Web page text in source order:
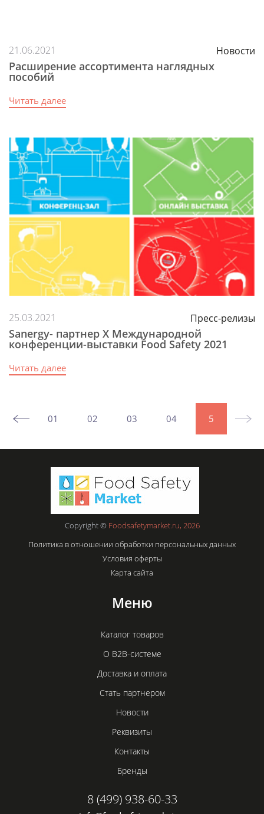
21.06.2021 Новости
Расширение ассортимента наглядных
пособий
Читать далее
25.03.2021 Пресс-релизы
Sanergy- партнер Х Международной
конференции-выставки Food Safety 2021
Читать далее
01 02 03 04 5
Copyright © Foodsafetymarket.ru, 2026
Политика в отношении обработки персональных данных
Условия оферты
Карта сайта
Меню
Каталог товаров
О B2B-системе
Доставка и оплата
Стать партнером
Новости
Реквизиты
Контакты
Бренды
8 (499) 938-60-33